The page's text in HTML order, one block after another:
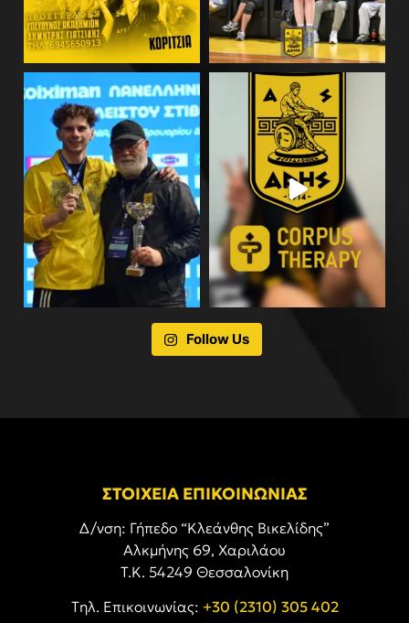
Follow Us
ΣΤΟΙΧΕΙΑ ΕΠΙΚΟΙΝΩΝΙΑΣ
Δ/νση: Γήπεδο “Κλεάνθης Βικελίδης”
Αλκμήνης 69, Χαριλάου
Τ.Κ. 54249 Θεσσαλονίκη
Tηλ. Επικοινωνίας: +30 (2310) 305 402